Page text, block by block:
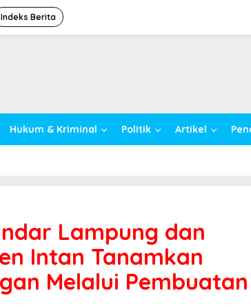
Indeks Berita
Hukum & Kriminal Politik Artikel
Lampung dan
Intan Tanamkan
Melalui Pembuatan